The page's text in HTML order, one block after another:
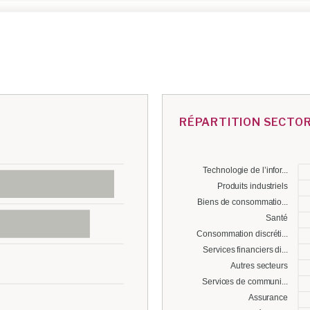
RÉPARTITION
Technologie de l’infor...
Produits industriels
Biens de consommatio...
Santé
Consommation discréti...
Services financiers di...
Autres secteurs
Services de communi...
Assurance